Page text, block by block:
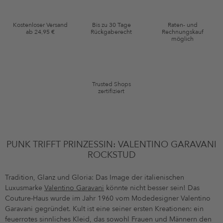
Gutscheinkonditionen
*Gutschein ab Anmeldung 60 Tage einmalig anwendbar. Nicht gültig auf
Kostenloser Versand
ab 24,95 €
Bis zu 30 Tage
Rückgaberecht
Raten- und
Rechnungskauf
möglich
Trusted Shops
zertifiziert
PUNK TRIFFT PRINZESSIN: VALENTINO GARAVANI
ROCKSTUD
Tradition, Glanz und Gloria: Das Image der italienischen
Luxusmarke Valentino Garavani könnte nicht besser sein! Das
Couture-Haus wurde im Jahr 1960 vom Modedesigner Valentino
Garavani gegründet. Kult ist eine seiner ersten Kreationen: ein
feuerrotes sinnliches Kleid, das sowohl Frauen und Männern den